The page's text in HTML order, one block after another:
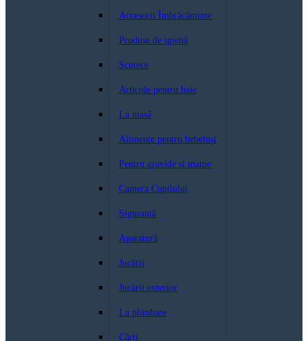
Accesorii Îmbrăcăminte
Produse de igienă
Scutece
Articole pentru baie
La masă
Alimente pentru bebeluși
Pentru gravide si mame
Camera Copilului
Siguranță
Aparatură
Jucării
Jucării exterior
La plimbare
Cărți